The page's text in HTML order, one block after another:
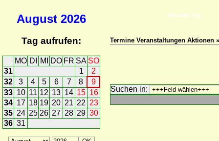
August 2026
Tag aufrufen:
MO DI MI DO FR SA SO
31
1
2
32
3 4 5 6 7 8
9
33 10 11 12 13 14 15 16
34 17 18 19 20 21 22 23
35 24 25 26 27 28 29 30
36 31
Aktueller Tag
Termine Veranstaltungen Aktionen
Suchen in: